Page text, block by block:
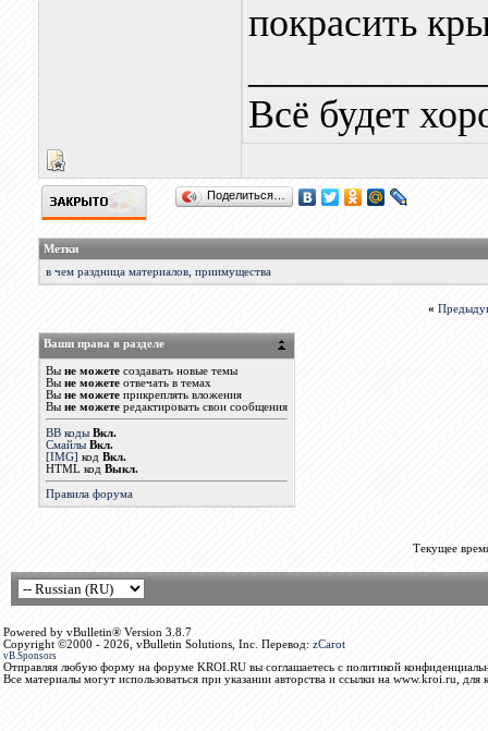
покрасить
Всё будет
Поделиться…
Метки
в чем раздница материалов, приимущества
«
Ваши права в разделе
Вы не можетесоздавать новые темы
Вы не можетеотвечать в темах
Вы не можетеприкреплять вложения
Вы не можетередактировать свои сообщения
BB коды Вкл.
Смайлы Вкл.
[IMG] код Вкл.
HTML код Выкл.
Правила форума
Текущее
Powered by vBulletin® Version 3.8.7
Copyright ©2000 - 2026, vBulletin Solutions, Inc. Перевод: zCarot
vB.Sponsors
Отправляя любую форму на форуме KROI.RU вы соглашаетесь с политикой
Все материалы могут использоваться при указании авторства и ссылки на www.kroi.ru, для